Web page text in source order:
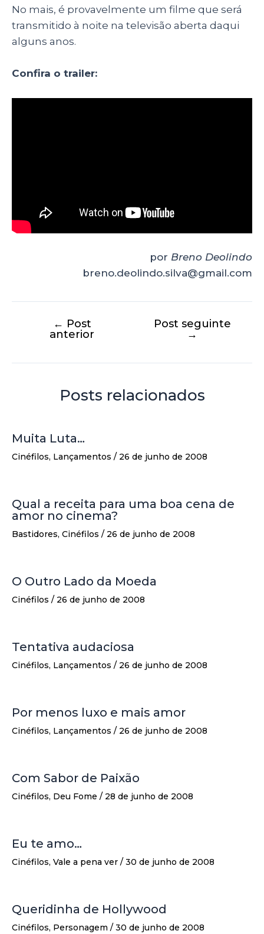
No mais, é provavelmente um filme que será
transmitido à noite na televisão aberta daqui
alguns anos.
Confira o trailer:
por Breno Deolindo
breno.deolindo.silva@gmail.com
← Post
anterior
Post seguinte
→
Posts relacionados
Muita Luta…
Cinéfilos, Lançamentos / 26 de junho de 2008
Qual a receita para uma boa cena de
amor no cinema?
Bastidores, Cinéfilos / 26 de junho de 2008
O Outro Lado da Moeda
Cinéfilos / 26 de junho de 2008
Tentativa audaciosa
Cinéfilos, Lançamentos / 26 de junho de 2008
Por menos luxo e mais amor
Cinéfilos, Lançamentos / 26 de junho de 2008
Com Sabor de Paixão
Cinéfilos, Deu Fome / 28 de junho de 2008
Eu te amo…
Cinéfilos, Vale a pena ver / 30 de junho de 2008
Queridinha de Hollywood
Cinéfilos, Personagem / 30 de junho de 2008